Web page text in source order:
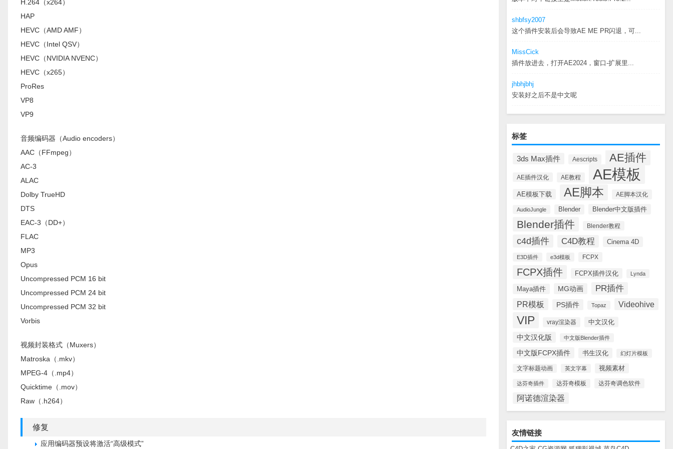
shbfsy2007
这个插件安装后会导致AE ME PR闪退，可...
MissCick
插件放进去，打开AE2024，窗口-扩展里...
jhbhjbhj
安装好之后不是中文呢
标签
3ds Max插件 Aescripts AE插件
AE插件汉化 AE教程 AE模板
AE模板下载 AE脚本 AE脚本汉化
AudioJungle Blender Blender中文版插件
Blender插件 Blender教程
c4d插件 C4D教程 Cinema 4D
E3D插件 e3d模板 FCPX
FCPX插件 FCPX插件汉化 Lynda
Maya插件 MG动画 PR插件
PR模板 PS插件 Topaz Videohive
VIP vray渲染器 中文汉化
中文汉化版 中文版Blender插件
中文版FCPX插件 书生汉化 幻灯片模板
文字标题动画 英文字幕 视频素材
达芬奇插件 达芬奇模板 达芬奇调色软件
阿诺德渲染器
友情链接
H.264（x264）
HAP
HEVC（AMD AMF）
HEVC（Intel QSV）
HEVC（NVIDIA NVENC）
HEVC（x265）
ProRes
VP8
VP9
音频编码器（Audio encoders）
AAC（FFmpeg）
AC-3
ALAC
Dolby TrueHD
DTS
EAC-3（DD+）
FLAC
MP3
Opus
Uncompressed PCM 16 bit
Uncompressed PCM 24 bit
Uncompressed PCM 32 bit
Vorbis
视频封装格式（Muxers）
Matroska（.mkv）
MPEG-4（.mp4）
Quicktime（.mov）
Raw（.h264）
修复
应用编码器预设将激活“高级模式”